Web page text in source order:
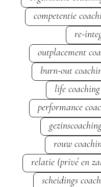
competentie
re-
outplacement
burn-out
life coaching
performance
rouw
relatie (privé en
scheidings